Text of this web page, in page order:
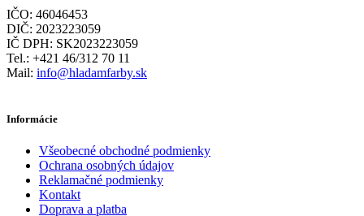
IČO: 46046453
DIČ: 2023223059
IČ DPH: SK2023223059
Tel.: +421 46/312 70 11
Mail: info@hladamfarby.sk
Informácie
Všeobecné obchodné podmienky
Ochrana osobných údajov
Reklamačné podmienky
Kontakt
Doprava a platba